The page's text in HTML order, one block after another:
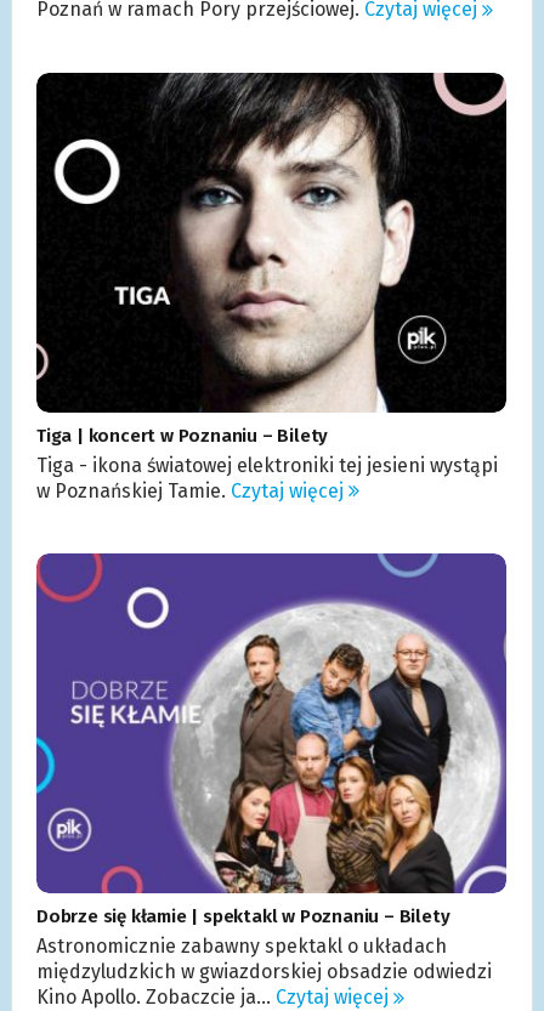
Poznań w ramach Pory przejściowej. Czytaj więcej
Tiga | koncert w Poznaniu – Bilety
Tiga - ikona światowej elektroniki tej jesieni wystąpi
w Poznańskiej Tamie. Czytaj więcej
Dobrze się kłamie | spektakl w Poznaniu – Bilety
Astronomicznie zabawny spektakl o układach
międzyludzkich w gwiazdorskiej obsadzie odwiedzi
Kino Apollo. Zobaczcie ja... Czytaj więcej